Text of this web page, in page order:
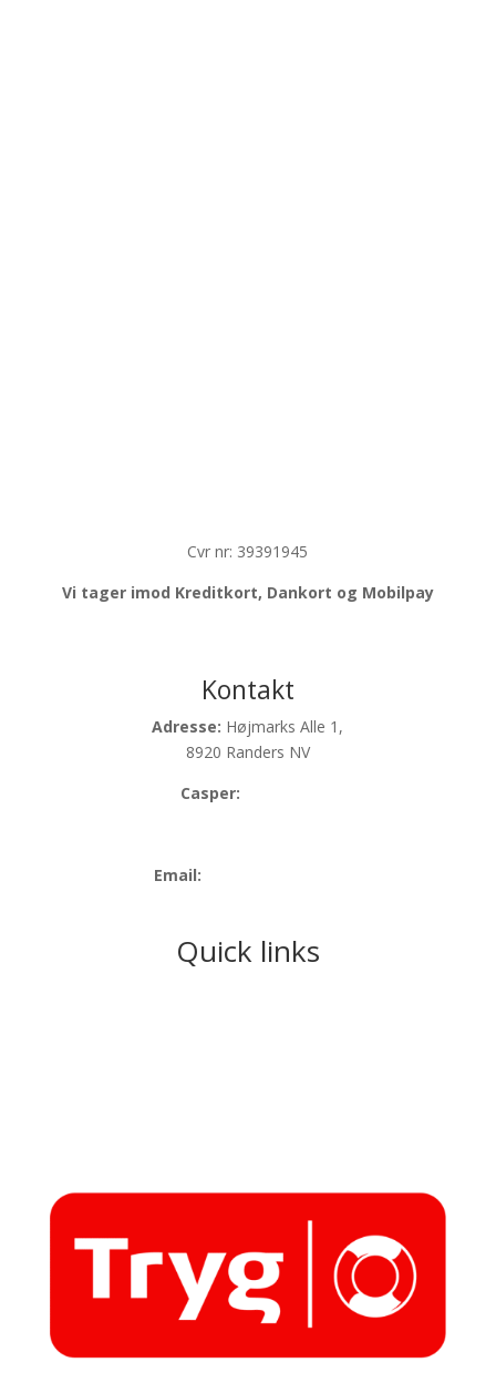
Cvr nr: 39391945
Vi tager imod Kreditkort, Dankort og Mobilpay
Kontakt
Adresse: Højmarks Alle 1,
8920 Randers NV
Casper:
Email:
Quick links